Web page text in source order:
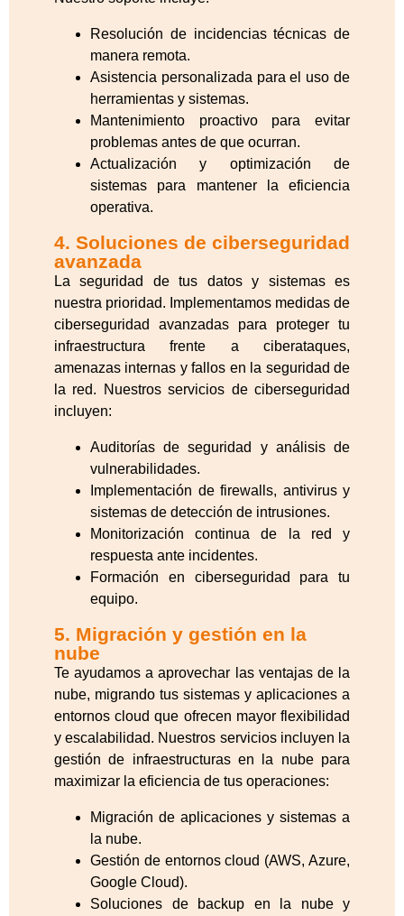
Resolución de incidencias técnicas de
manera remota.
Asistencia personalizada para el uso de
herramientas y sistemas.
Mantenimiento proactivo para evitar
problemas antes de que ocurran.
Actualización y optimización de
sistemas para mantener la eficiencia
operativa.
4. Soluciones de ciberseguridad
avanzada
La seguridad de tus datos y sistemas es
nuestra prioridad. Implementamos medidas de
ciberseguridad avanzadas para proteger tu
infraestructura frente a ciberataques,
amenazas internas y fallos en la seguridad de
la red. Nuestros servicios de ciberseguridad
incluyen:
Auditorías de seguridad y análisis de
vulnerabilidades.
Implementación de firewalls, antivirus y
sistemas de detección de intrusiones.
Monitorización continua de la red y
respuesta ante incidentes.
Formación en ciberseguridad para tu
equipo.
5. Migración y gestión en la
nube
Te ayudamos a aprovechar las ventajas de la
nube, migrando tus sistemas y aplicaciones a
entornos cloud que ofrecen mayor flexibilidad
y escalabilidad. Nuestros servicios incluyen la
gestión de infraestructuras en la nube para
maximizar la eficiencia de tus operaciones:
Migración de aplicaciones y sistemas a
la nube.
Gestión de entornos cloud (AWS, Azure,
Google Cloud).
Soluciones de backup en la nube y